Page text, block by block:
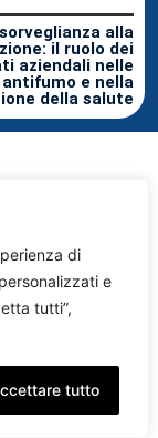
di
e
tutti”,
tutto
alla
il ruolo dei
aziendali nelle
e nella
della salute